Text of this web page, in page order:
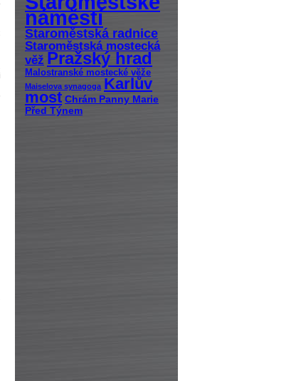
náměstí
Staroměstská radnice
Staroměstská mostecká
věž Pražský hrad
Malostranské mostecké věže
Maiselova synagoga Karlův
most Chrám Panny Marie
Před Týnem